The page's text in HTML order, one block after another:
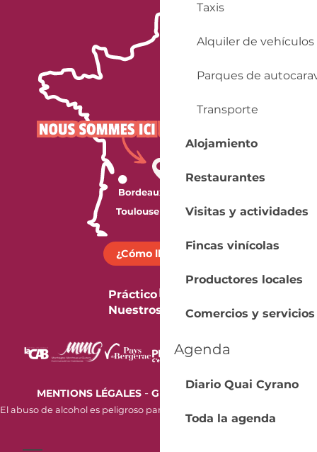
Taxis
Alquiler de vehículos
Parques de
Transporte
Alojamiento
Restaurantes
Visitas y actividades
Fincas vinícolas
Productores locales
Comercios y servicios
Agenda
Diario Quai Cyrano
Toda la agenda
¿Cómo llegar?
Práctico
Nuestros folletos
MENTIONS LÉGALES- GESTION DES COOKIES
El abuso de alcohol es peligroso para la salud. Beba con moderación.